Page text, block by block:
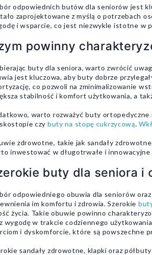
odpowiednich butów dla seniorów jest
zaprojektowane z myślą o potrzebach
i wsparcie, co jest niezwykle istotne w
powinny
buty dla seniora, warto zwrócić
jest kluczowa, aby buty dobrze
co pozwoli na zminimalizowanie
stabilność i komfort użytkowania, a
warto rozważyć buty ortopedyczne
czy buty na stopę cukrzycową.
zdrowotne, takie jak sandały
inwestować w długotrwałe i
buty dla seniora i
odpowiedniego obuwia dla seniorów
im komfortu i zdrowia. Szerokie
życia. Takie obuwie powinno
wygodę w trakcie codziennego
i dyskomforcie, które są powszechne
sandały zdrowotne, klapki oraz